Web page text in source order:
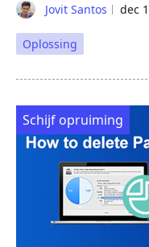
Jovit Santos dec
Oplossing
Schijf opruiming